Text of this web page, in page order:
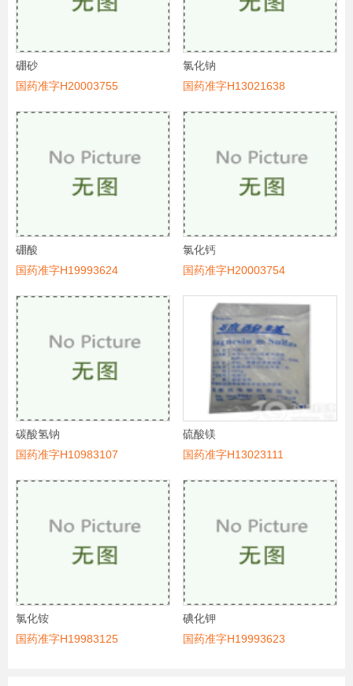
硼砂
国药准字H20003755
氯化钠
国药准字H13021638
硼酸
国药准字H19993624
氯化钙
国药准字H20003754
碳酸氢钠
国药准字H10983107
硫酸镁
国药准字H13023111
氯化铵
国药准字H19983125
碘化钾
国药准字H19993623